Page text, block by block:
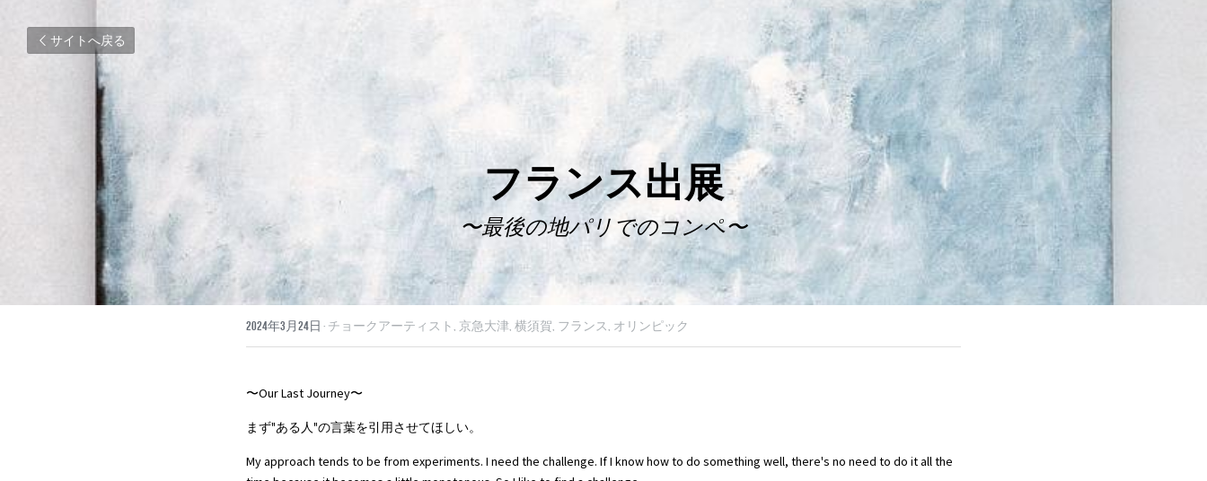
サイトへ戻る
フランス出展
〜最後の地パリでのコンペ〜
2024年3月24日 · チョークアーティスト, 京急大津, 横須賀, フランス, オリンピック
〜Our Last Journey〜
まず"ある人"の言葉を引用させてほしい。
My approach tends to be from experiments. I need the challenge. If I know how to do something well, there's no need to do it all the